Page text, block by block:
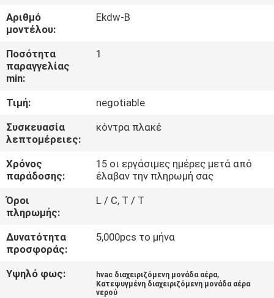
ΠΟΙΟΤΙΚΌΣ
ΈΛΕΓΧΟΣ
ΜΑΣ
ΕΛΆΤΕ
ΣΕ
ΕΠΑΦΉ
ΜΕ
ΖΗΤΉΣΤΕ
ΈΝΑ
ΑΠΌΣΠΑΣΜΑ
COMPANY
Αριθμό
μοντέλου:
Ekdw-Β
Ποσότητα
παραγγελίας
min:
1
Τιμή:
negotiable
Συσκευασία
λεπτομέρειες:
κόντρα πλακέ
Χρόνος
παράδοσης:
15 οι εργάσιμες ημέρες μετά από
έλαβαν την πληρωμή σας
Όροι
πληρωμής:
L / C, T / T
Δυνατότητα
προσφοράς:
5,000pcs το μήνα
Υψηλό φως: hvac διαχειριζόμενη μονάδα αέρα,
Κατεψυγμένη διαχειριζόμενη μονάδα αέρα
νερού